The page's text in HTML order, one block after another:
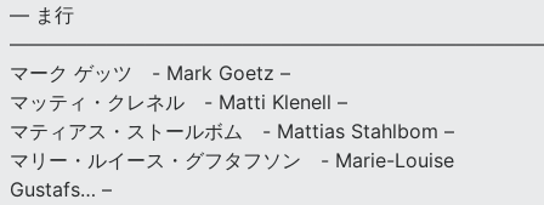
— ま行
マーク ゲッツ - Mark Goetz –
マッティ・クレネル - Matti Klenell –
マティアス・ストールボム - Mattias Stahlbom –
マリー・ルイース・グフタフソン - Marie-Louise
Gustafs… –